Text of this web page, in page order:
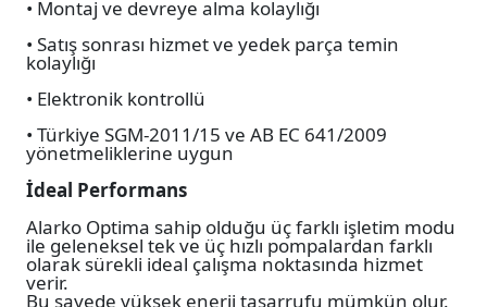
• Montaj ve devreye alma kolaylığı
• Satış sonrası hizmet ve yedek parça temin
kolaylığı
• Elektronik kontrollü
• Türkiye SGM-2011/15 ve AB EC 641/2009
yönetmeliklerine uygun
İdeal Performans
Alarko Optima sahip olduğu üç farklı işletim modu
ile geleneksel tek ve üç hızlı pompalardan farklı
olarak sürekli ideal çalışma noktasında hizmet
verir.
Bu sayede yüksek enerji tasarrufu mümkün olur.